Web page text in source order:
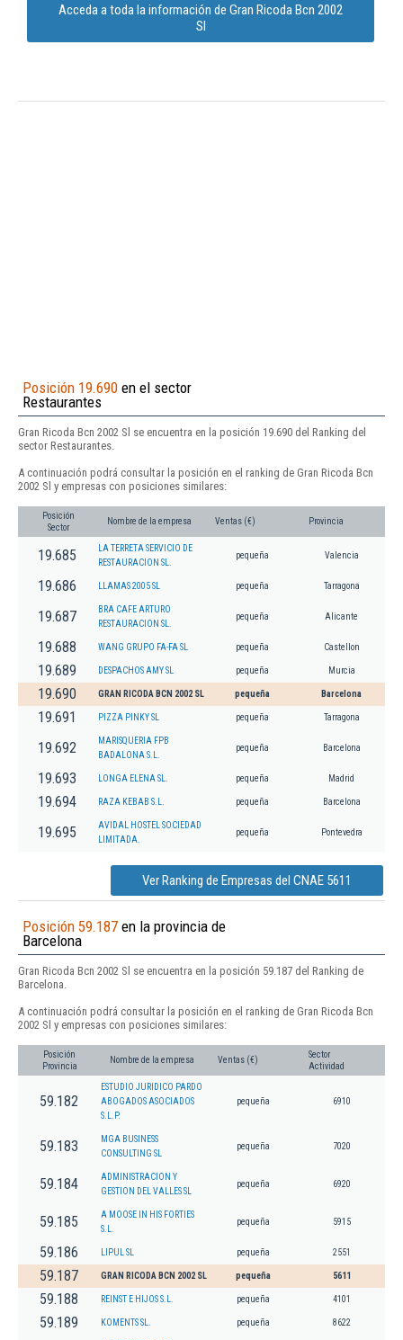
Acceda a toda la información de Gran Ricoda Bcn 2002
Sl
Posición 19.690 en el sector
Restaurantes
Gran Ricoda Bcn 2002 Sl se encuentra en la posición 19.690 del Ranking del
sector Restaurantes.
A continuación podrá consultar la posición en el ranking de Gran Ricoda Bcn
2002 Sl y empresas con posiciones similares:
Posición
Sector
Nombre de la empresa Ventas (€) Provincia
19.685
LA TERRETA SERVICIO DE
RESTAURACION SL.
pequeña Valencia
19.686 LLAMAS 2005 SL pequeña Tarragona
19.687
BRA CAFE ARTURO
RESTAURACION SL.
pequeña Alicante
19.688 WANG GRUPO FA-FA SL pequeña Castellon
19.689 DESPACHOS AMY SL pequeña Murcia
19.690 GRAN RICODA BCN 2002 SL pequeña Barcelona
19.691 PIZZA PINKY SL pequeña Tarragona
19.692
MARISQUERIA FPB
BADALONA S.L.
pequeña Barcelona
19.693 LONGA ELENA SL. pequeña Madrid
19.694 RAZA KEBAB S.L. pequeña Barcelona
19.695
AVIDAL HOSTEL SOCIEDAD
LIMITADA.
pequeña Pontevedra
Ver Ranking de Empresas del CNAE 5611
Posición 59.187 en la provincia de
Barcelona
Gran Ricoda Bcn 2002 Sl se encuentra en la posición 59.187 del Ranking de
Barcelona.
A continuación podrá consultar la posición en el ranking de Gran Ricoda Bcn
2002 Sl y empresas con posiciones similares:
Posición
Provincia
Nombre de la empresa Ventas (€)
Sector
Actividad
59.182
ESTUDIO JURIDICO PARDO
ABOGADOS ASOCIADOS
S.L.P.
pequeña 6910
59.183
MGA BUSINESS
CONSULTING SL
pequeña 7020
59.184
ADMINISTRACION Y
GESTION DEL VALLES SL
pequeña 6920
59.185
A MOOSE IN HIS FORTIES
S.L.
pequeña 5915
59.186 LIPUL SL pequeña 2551
59.187 GRAN RICODA BCN 2002 SL pequeña 5611
59.188 REINST E HIJOS S.L. pequeña 4101
59.189 KOMENTS SL. pequeña 8622